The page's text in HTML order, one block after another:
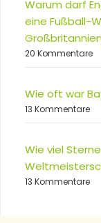
Warum darf
eine Fußball-
20 Kommentare
Wie oft war
13 Kommentare
Wie viel
13 Kommentare